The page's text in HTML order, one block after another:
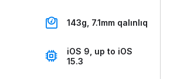
143g, 7.1mm qalınlıq
iOS 9, up to iOS
15.3